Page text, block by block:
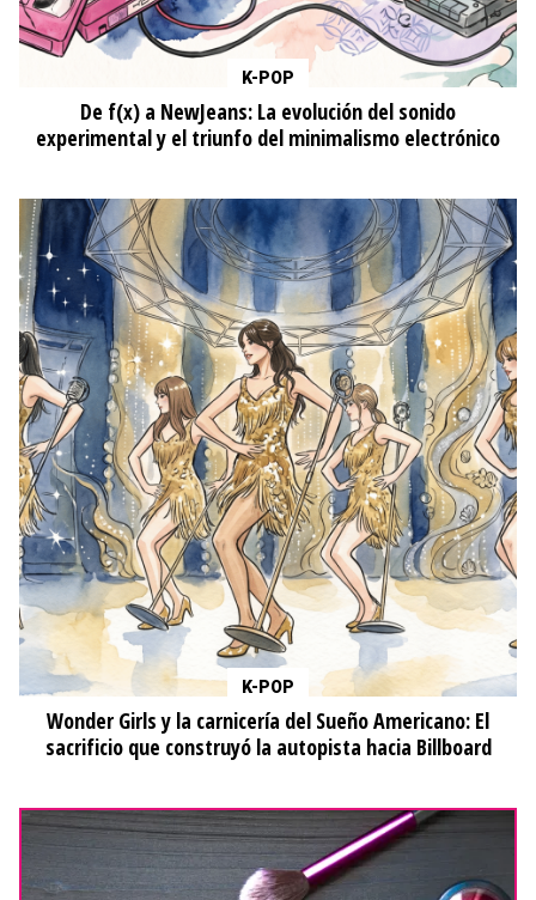
K-POP
De f(x) a NewJeans: La evolución del sonido
experimental y el triunfo del minimalismo electrónico
K-POP
Wonder Girls y la carnicería del Sueño Americano: El
sacrificio que construyó la autopista hacia Billboard